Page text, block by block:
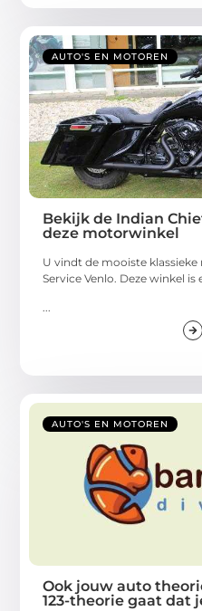
AUTO'S EN MOTOREN
Bekijk de Indian
deze motorwinkel
U vindt de mooiste
Service Venlo. Deze winkel is
...
AUTO'S EN MOTOREN
Ook jouw auto
123-theorie gaat dat